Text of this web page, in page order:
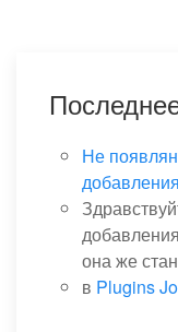
Не
она же
в Plugins